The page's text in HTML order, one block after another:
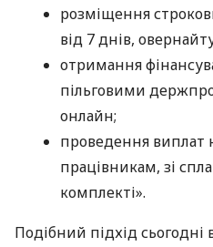
розміщення
від 7 днів,
отримання
пільговими
онлайн;
проведення
працівникам, зі
комплекті».
Подібний підхід сьогодні